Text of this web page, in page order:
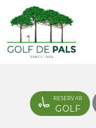
RESERVAR
GOLF